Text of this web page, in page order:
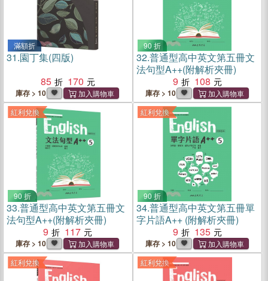
滿額折
31.園丁集(四版)
85
170
庫存 > 10
90 折
32.普通型高中英文第五冊文
法句型A++(附解析夾冊)
9
108
庫存 > 10
紅利兌換
90 折
33.普通型高中英文第五冊文
法句型A++(附解析夾冊)
9
117
庫存 > 10
紅利兌換
90 折
34.普通型高中英文第五冊單
字片語A++ (附解析夾冊)
9
135
庫存 > 10
紅利兌換 紅利兌換